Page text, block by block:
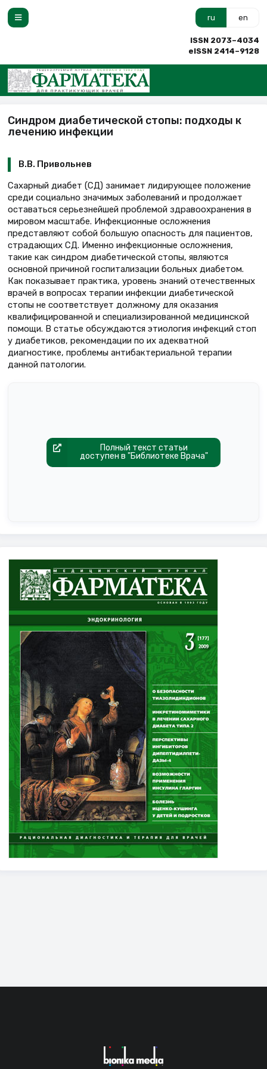
ru en
ISSN 2073–4034
eISSN 2414–9128
Синдром диабетической стопы: подходы к
лечению инфекции
В.В. Привольнев
Сахарный диабет (СД) занимает лидирующее положение
среди социально значимых заболеваний и продолжает
оставаться серьезнейшей проблемой здравоохранения в
мировом масштабе. Инфекционные осложнения
представляют собой большую опасность для пациентов,
страдающих СД. Именно инфекционные осложнения,
такие как синдром диабетической стопы, являются
основной причиной госпитализации больных диабетом.
Как показывает практика, уровень знаний отечественных
врачей в вопросах терапии инфекции диабетической
стопы не соответствует должному для оказания
квалифицированной и специализированной медицинской
помощи. В статье обсуждаются этиология инфекций стоп
у диабетиков, рекомендации по их адекватной
диагностике, проблемы антибактериальной терапии
данной патологии.
Полный текст статьи
доступен в "Библиотеке Врача"